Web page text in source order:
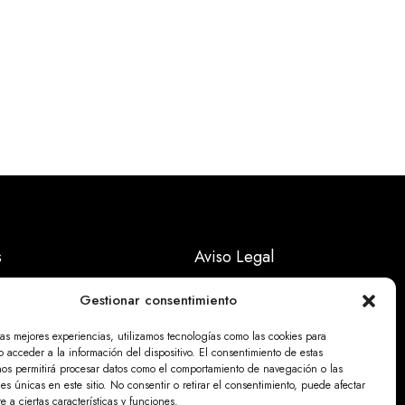
Gestionar consentimiento
mejores experiencias, utilizamos tecnologías como las cookies para
acceder a la información del dispositivo. El consentimiento de estas
permitirá procesar datos como el comportamiento de navegación o las
únicas en este sitio. No consentir o retirar el consentimiento, puede afectar
a ciertas características y funciones.
Aviso Legal
Políticas Privacidad
Politicas Cookies